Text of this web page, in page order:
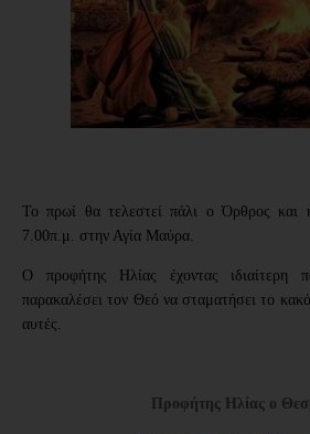
Το πρωί θα τελεστεί πάλι ο Όρθρος και
7.00π.μ. στην Αγία Μαύρα.
Ο προφήτης Ηλίας έχοντας ιδιαίτερη
παρακαλέσει τον Θεό να σταματήσει το
αυτές.
Προφήτης Ηλίας ο